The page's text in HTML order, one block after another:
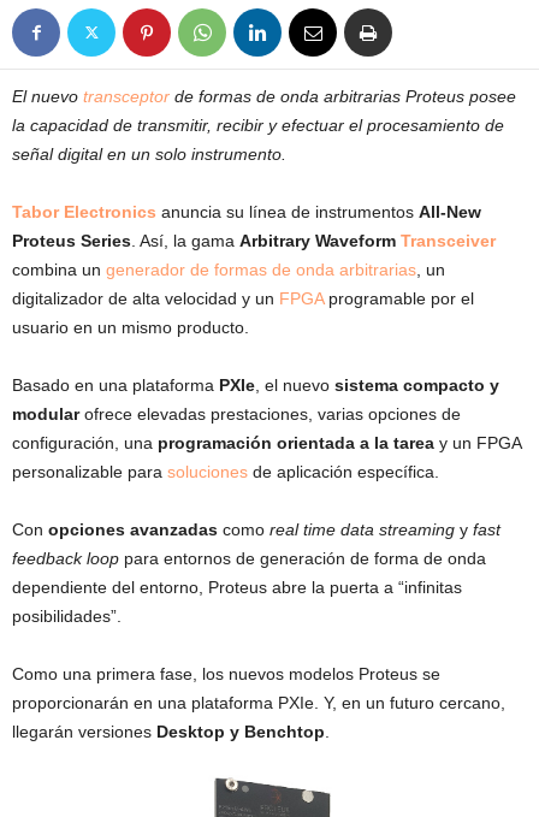
El nuevo transceptor de formas de onda arbitrarias Proteus posee
la capacidad de transmitir, recibir y efectuar el procesamiento de
señal digital en un solo instrumento.
Tabor Electronics anuncia su línea de instrumentos All-New
Proteus Series . Así, la gama Arbitrary Waveform Transceiver
combina un generador de formas de onda arbitrarias , un
digitalizador de alta velocidad y un FPGAprogramable por el
usuario en un mismo producto.
Basado en una plataforma PXIe , el nuevo sistema compacto y
modularofrece elevadas prestaciones, varias opciones de
configuración, una programación orientada a la tarea y un FPGA
personalizable para soluciones de aplicación específica.
Con opciones avanzadas como real time data streaming y fast
feedback loop para entornos de generación de forma de onda
dependiente del entorno, Proteus abre la puerta a “infinitas
posibilidades”.
Como una primera fase, los nuevos modelos Proteus se
proporcionarán en una plataforma PXIe. Y, en un futuro cercano,
llegarán versiones Desktop y Benchtop